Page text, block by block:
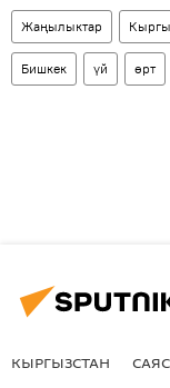
Жаңылыктар
Бишкек үй өрт
КЫРГЫЗСТАН